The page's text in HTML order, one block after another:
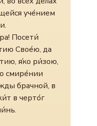
уче́нием
Посети́
Свое́ю, да
я́ко ри́зою,
смире́нии
брачной, в
в черто́г